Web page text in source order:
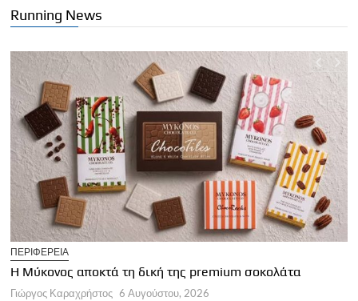
Running News
ΠΕΡΙΦΕΡΕΙΑ
Η Μύκονος αποκτά τη δική της premium σοκολάτα
Γιώργος Καραχρήστος 6 Αυγούστου, 2026